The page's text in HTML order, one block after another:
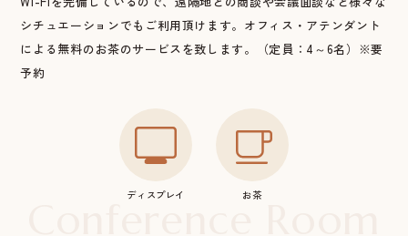
シチュエーションでもご利用頂けます。オフィス・アテンダント
による無料のお茶のサービスを致します。（定員：4～6名）※要
予約
ディスプレイ お茶